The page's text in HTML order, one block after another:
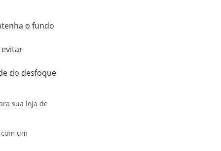
o fundo
evitar
do desfoque
sua loja de
um